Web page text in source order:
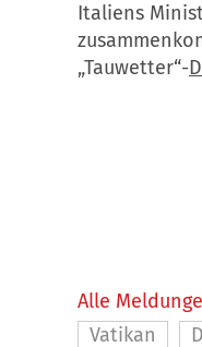
Italiens
„Tauwetter“-
Alle
Vatikan